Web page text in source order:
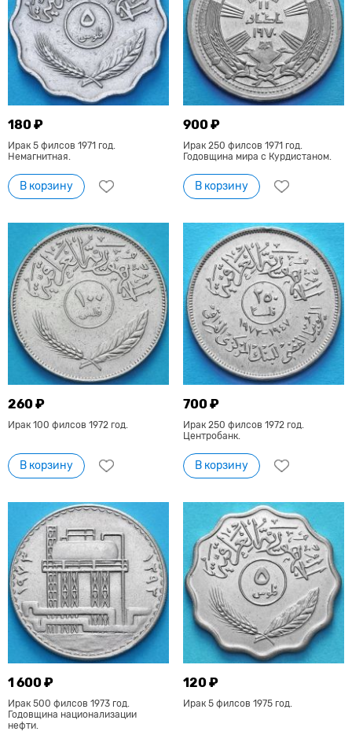
180 ₽
Ирак 5 филсов 1971 год.
Немагнитная.
В корзину
900 ₽
Ирак 250 филсов 1971 год.
Годовщина мира с Курдистаном.
В корзину
260 ₽
Ирак 100 филсов 1972 год.
В корзину
700 ₽
Ирак 250 филсов 1972 год.
Центробанк.
В корзину
1 600 ₽
Ирак 500 филсов 1973 год.
Годовщина национализации
нефти.
120 ₽
Ирак 5 филсов 1975 год.